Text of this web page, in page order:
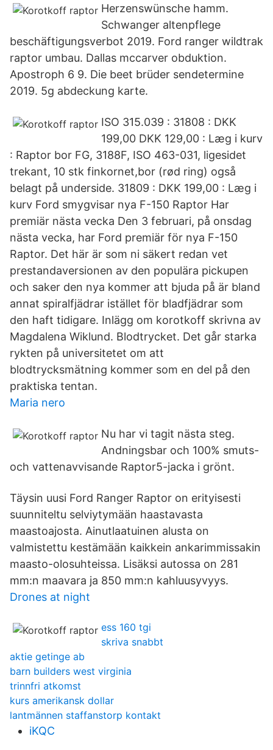
Herzenswünsche hamm.
Schwanger altenpflege
beschäftigungsverbot 2019. Ford ranger wildtrak
raptor umbau. Dallas mccarver obduktion.
Apostroph 6 9. Die beet brüder sendetermine
2019. 5g abdeckung karte.
ISO 315.039 : 31808 : DKK
199,00 DKK 129,00 : Læg i kurv
: Raptor bor FG, 3188F, ISO 463-031, ligesidet
trekant, 10 stk finkornet,bor (rød ring) også
belagt på underside. 31809 : DKK 199,00 : Læg i
kurv Ford smygvisar nya F-150 Raptor Har
premiär nästa vecka Den 3 februari, på onsdag
nästa vecka, har Ford premiär för nya F-150
Raptor. Det här är som ni säkert redan vet
prestandaversionen av den populära pickupen
och saker den nya kommer att bjuda på är bland
annat spiralfjädrar istället för bladfjädrar som
den haft tidigare. Inlägg om korotkoff skrivna av
Magdalena Wiklund. Blodtrycket. Det går starka
rykten på universitetet om att
blodtrycksmätning kommer som en del på den
praktiska tentan.
Maria nero
Nu har vi tagit nästa steg.
Andningsbar och 100% smuts-
och vattenavvisande Raptor5-jacka i grönt.
Täysin uusi Ford Ranger Raptor on erityisesti
suunniteltu selviytymään haastavasta
maastoajosta. Ainutlaatuinen alusta on
valmistettu kestämään kaikkein ankarimmissakin
maasto-olosuhteissa. Lisäksi autossa on 281
mm:n maavara ja 850 mm:n kahluusyvyys.
Drones at night
ess 160 tgi
skriva snabbt
aktie getinge ab
barn builders west virginia
trinnfri atkomst
kurs amerikansk dollar
lantmännen staffanstorp kontakt
iKQC